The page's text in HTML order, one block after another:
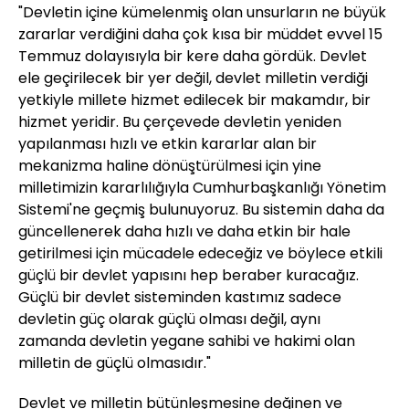
"Devletin içine kümelenmiş olan unsurların ne büyük
zararlar verdiğini daha çok kısa bir müddet evvel 15
Temmuz dolayısıyla bir kere daha gördük. Devlet
ele geçirilecek bir yer değil, devlet milletin verdiği
yetkiyle millete hizmet edilecek bir makamdır, bir
hizmet yeridir. Bu çerçevede devletin yeniden
yapılanması hızlı ve etkin kararlar alan bir
mekanizma haline dönüştürülmesi için yine
milletimizin kararlılığıyla Cumhurbaşkanlığı Yönetim
Sistemi'ne geçmiş bulunuyoruz. Bu sistemin daha da
güncellenerek daha hızlı ve daha etkin bir hale
getirilmesi için mücadele edeceğiz ve böylece etkili
güçlü bir devlet yapısını hep beraber kuracağız.
Güçlü bir devlet sisteminden kastımız sadece
devletin güç olarak güçlü olması değil, aynı
zamanda devletin yegane sahibi ve hakimi olan
milletin de güçlü olmasıdır."
Devlet ve milletin bütünleşmesine değinen ve